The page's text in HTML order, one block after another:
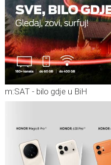
m:SAT - bilo gdje u BiH